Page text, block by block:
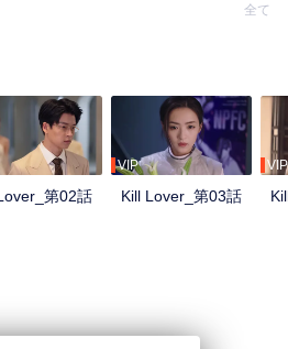
全て
第02話
VIP
Kill Lover_第03話
VIP